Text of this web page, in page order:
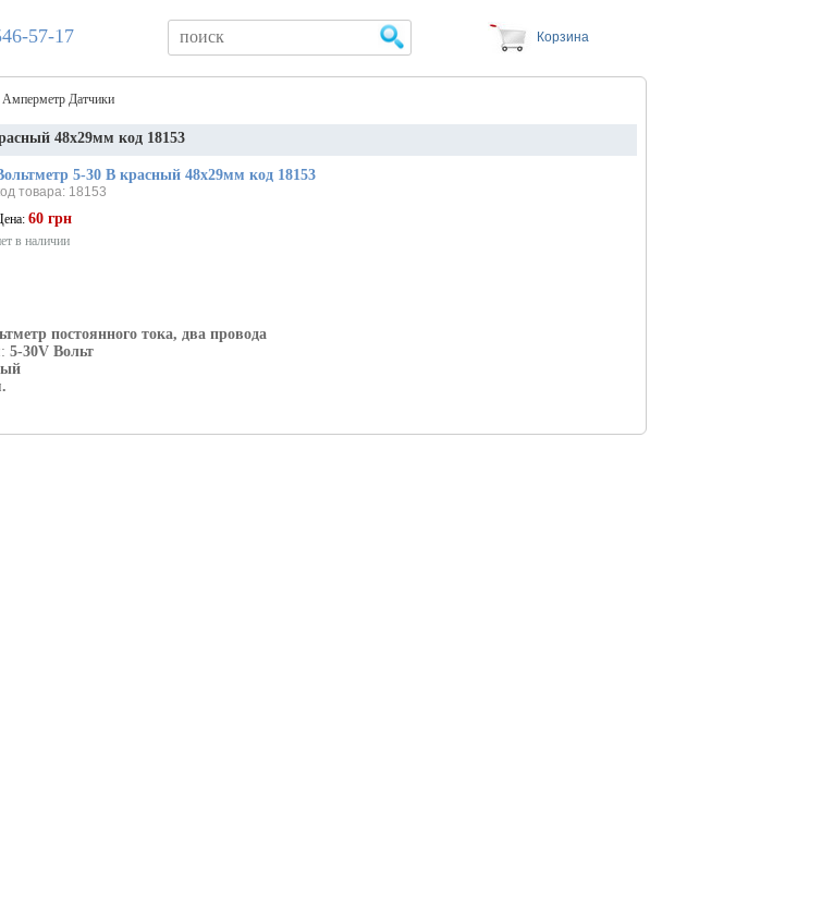
57-17 Корзина
Амперметр Датчики
48х29мм код 18153
5-30 В красный 48х29мм код 18153
товара: 18153
60 грн
в наличии
постоянного тока, два провода
5-30V Вольт